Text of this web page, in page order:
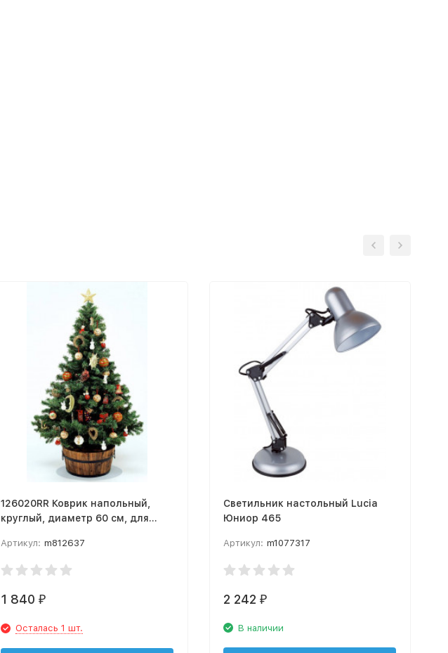
126020RR Коврик напольный,
круглый, диаметр 60 см, для
Артикул: m812637
1 840 ₽
Осталась 1 шт.
Светильник настольный Lucia
Юниор 465
Артикул: m1077317
2 242 ₽
В наличии